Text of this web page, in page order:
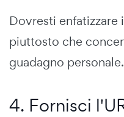
Dovresti
piuttosto che
guadagno personale.
4. Fornisci